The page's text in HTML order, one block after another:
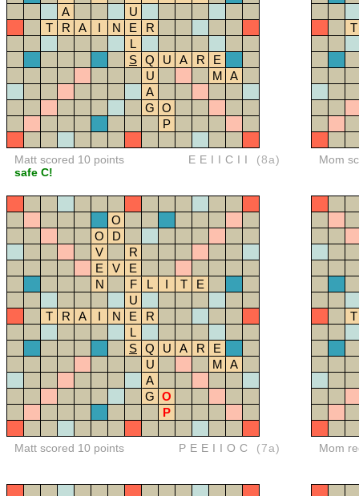
A
U
T
R A I N E
R
L
S Q U A R
E
U
M A
A
G O
P
Matt scored 10 points
safe C!
EEIICII (8a)
T
Mom
O
O
D
V
R
E
V
E
N
F L I T
E
U
T
R A I N E
R
L
S Q U A R
E
U
M A
A
G O
P
Matt scored 10 points PEEIIOC (7a)
T
Mom